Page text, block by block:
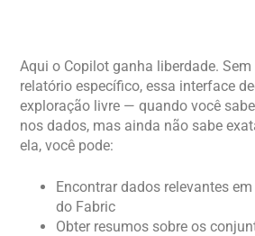
Aqui o Copilot ganha liberdade.
relatório específico, essa interface
exploração livre — quando você
nos dados, mas ainda não sabe
ela, você pode:
Encontrar dados relevantes
do Fabric
Obter resumos sobre os